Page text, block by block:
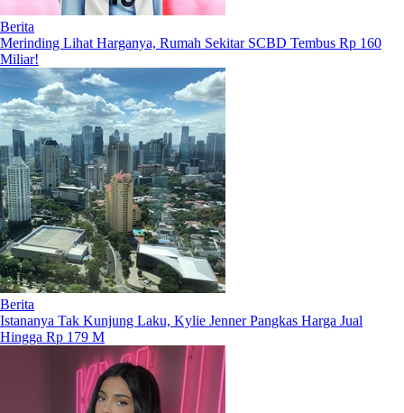
Berita
Merinding Lihat Harganya, Rumah Sekitar SCBD Tembus Rp 160
Miliar!
Berita
Istananya Tak Kunjung Laku, Kylie Jenner Pangkas Harga Jual
Hingga Rp 179 M